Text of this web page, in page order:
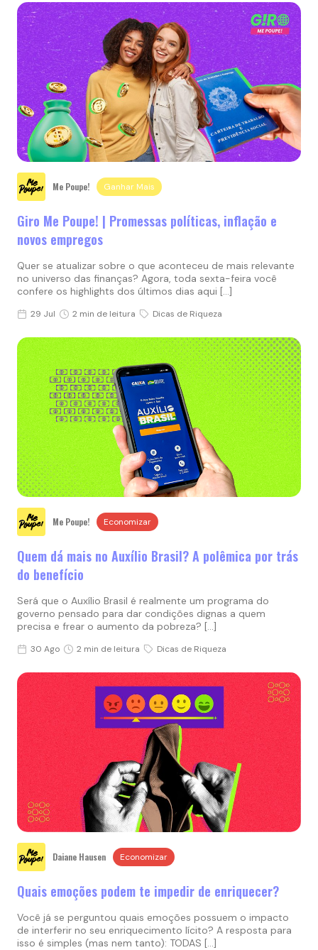
Me Poupe! Ganhar Mais
Giro Me Poupe! | Promessas políticas, inflação e
novos empregos
Quer se atualizar sobre o que aconteceu de mais relevante
no universo das finanças? Agora, toda sexta-feira você
confere os highlights dos últimos dias aqui […]
29 Jul 2 min de leitura Dicas de Riqueza
Me Poupe! Economizar
Quem dá mais no Auxílio Brasil? A polêmica por trás
do benefício
Será que o Auxílio Brasil é realmente um programa do
governo pensado para dar condições dignas a quem
precisa e frear o aumento da pobreza? […]
30 Ago 2 min de leitura Dicas de Riqueza
Daiane Hausen Economizar
Quais emoções podem te impedir de enriquecer?
Você já se perguntou quais emoções possuem o impacto
de interferir no seu enriquecimento lícito? A resposta para
isso é simples (mas nem tanto): TODAS […]